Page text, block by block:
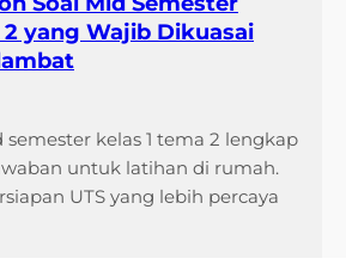
2 yang Wajib Dikuasai
kelas 1 tema 2 lengkap
untuk latihan di rumah.
UTS yang lebih percaya